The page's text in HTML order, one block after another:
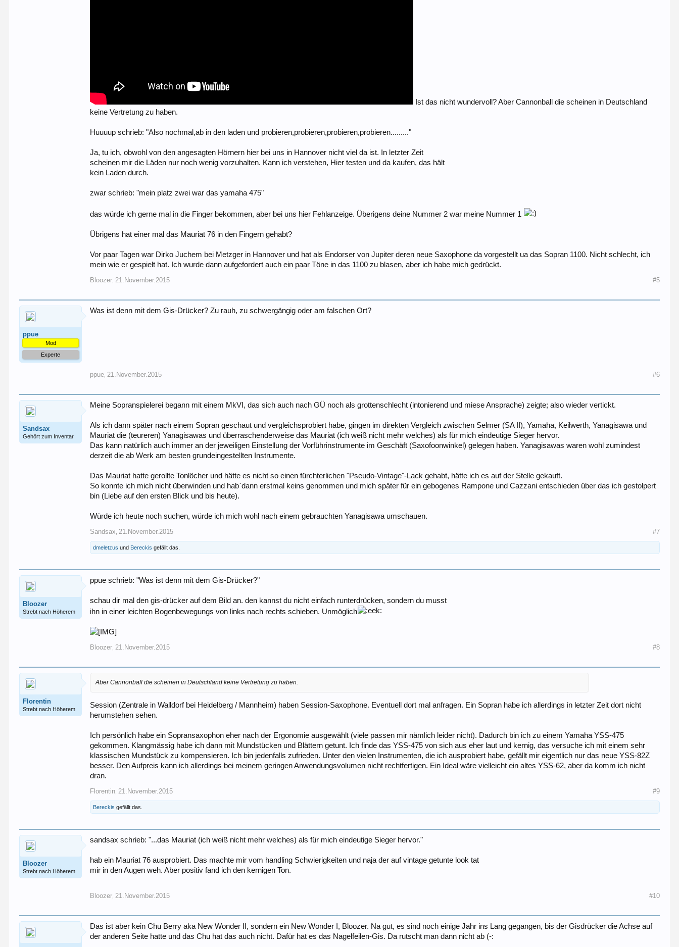
Ist das nicht wundervoll? Aber Cannonball die scheinen in Deutschland
keine Vertretung zu haben.
Huuuup schrieb: "Also nochmal,ab in den laden und probieren,probieren,probieren,probieren........."
Ja, tu ich, obwohl von den angesagten Hörnern hier bei uns in Hannover nicht viel da ist. In letzter Zeit
scheinen mir die Läden nur noch wenig vorzuhalten. Kann ich verstehen, Hier testen und da kaufen, das hält
kein Laden durch.
zwar schrieb: "mein platz zwei war das yamaha 475"
das würde ich gerne mal in die Finger bekommen, aber bei uns hier Fehlanzeige. Überigens deine Nummer 2 war meine Nummer 1
Übrigens hat einer mal das Mauriat 76 in den Fingern gehabt?
Vor paar Tagen war Dirko Juchem bei Metzger in Hannover und hat als Endorser von Jupiter deren neue Saxophone da vorgestellt ua das Sopran 1100. Nicht schlecht, ich
mein wie er gespielt hat. Ich wurde dann aufgefordert auch ein paar Töne in das 1100 zu blasen, aber ich habe mich gedrückt.
Bloozer 21.November.2015 #5
ppue
Mod
Experte
Was ist denn mit dem Gis-Drücker? Zu rauh, zu schwergängig oder am falschen Ort?
ppue 21.November.2015 #6
Sandsax
Gehört zum Inventar
Meine Sopranspielerei begann mit einem MkVI, das sich auch nach GÜ noch als grottenschlecht (intonierend und miese Ansprache) zeigte; also wieder vertickt.
Als ich dann später nach einem Sopran geschaut und vergleichsprobiert habe, gingen im direkten Vergleich zwischen Selmer (SA II), Yamaha, Keilwerth, Yanagisawa und
Mauriat die (teureren) Yanagisawas und überraschenderweise das Mauriat (ich weiß nicht mehr welches) als für mich eindeutige Sieger hervor.
Das kann natürlich auch immer an der jeweiligen Einstellung der Vorführinstrumente im Geschäft (Saxofoonwinkel) gelegen haben. Yanagisawas waren wohl zumindest
derzeit die ab Werk am besten grundeingestellten Instrumente.
Das Mauriat hatte gerollte Tonlöcher und hätte es nicht so einen fürchterlichen "Pseudo-Vintage"-Lack gehabt, hätte ich es auf der Stelle gekauft.
So konnte ich mich nicht überwinden und hab`dann erstmal keins genommen und mich später für ein gebogenes Rampone und Cazzani entschieden über das ich gestolpert
bin (Liebe auf den ersten Blick und bis heute).
Würde ich heute noch suchen, würde ich mich wohl nach einem gebrauchten Yanagisawa umschauen.
Sandsax 21.November.2015 #7
dmeletzus und Bereckis gefällt das.
Bloozer
Strebt nach Höherem
ppue schrieb: "Was ist denn mit dem Gis-Drücker?"
schau dir mal den gis-drücker auf dem Bild an. den kannst du nicht einfach runterdrücken, sondern du musst
ihn in einer leichten Bogenbewegungs von links nach rechts schieben. Unmöglich
Bloozer 21.November.2015 #8
Florentin
Strebt nach Höherem
Aber Cannonball die scheinen in Deutschland keine Vertretung zu haben.
Session (Zentrale in Walldorf bei Heidelberg / Mannheim) haben Session-Saxophone. Eventuell dort mal anfragen. Ein Sopran habe ich allerdings in letzter Zeit dort nicht
herumstehen sehen.
Ich persönlich habe ein Sopransaxophon eher nach der Ergonomie ausgewählt (viele passen mir nämlich leider nicht). Dadurch bin ich zu einem Yamaha YSS-475
gekommen. Klangmässig habe ich dann mit Mundstücken und Blättern getunt. Ich finde das YSS-475 von sich aus eher laut und kernig, das versuche ich mit einem sehr
klassischen Mundstück zu kompensieren. Ich bin jedenfalls zufrieden. Unter den vielen Instrumenten, die ich ausprobiert habe, gefällt mir eigentlich nur das neue YSS-82Z
besser. Den Aufpreis kann ich allerdings bei meinem geringen Anwendungsvolumen nicht rechtfertigen. Ein Ideal wäre vielleicht ein altes YSS-62, aber da komm ich nicht
dran.
Florentin 21.November.2015 #9
Bereckis gefällt das.
Bloozer
Strebt nach Höherem
sandsax schrieb: "...das Mauriat (ich weiß nicht mehr welches) als für mich eindeutige Sieger hervor."
hab ein Mauriat 76 ausprobiert. Das machte mir vom handling Schwierigkeiten und naja der auf vintage getunte look tat
mir in den Augen weh. Aber positiv fand ich den kernigen Ton.
Bloozer 21.November.2015 #10
Das ist aber kein Chu Berry aka New Wonder II, sondern ein New Wonder I, Bloozer. Na gut, es sind noch einige Jahr ins Lang gegangen, bis der Gisdrücker die Achse auf
der anderen Seite hatte und das Chu hat das auch nicht. Dafür hat es das Nagelfeilen-Gis. Da rutscht man dann nicht ab (-: